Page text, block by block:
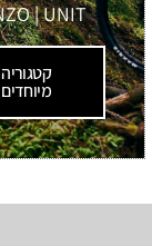
| UNIT
קטגוריה
מיוחדים